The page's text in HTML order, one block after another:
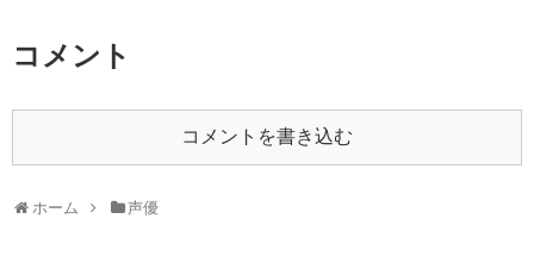
コメント
コメントを書き込む
ホーム 声優